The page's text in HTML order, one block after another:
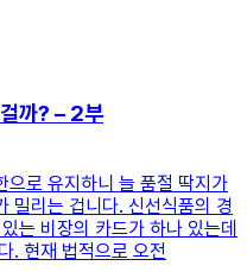
까? – 2부
으로 유지하니 늘 품절 딱지가
밀리는 겁니다. 신선식품의 경
는 비장의 카드가 하나 있는데
. 현재 법적으로 오전